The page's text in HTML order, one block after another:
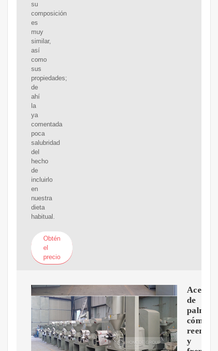
su
composición
es
muy
similar,
así
como
sus
propiedades;
de
ahí
la
ya
comentada
poca
salubridad
del
hecho
de
incluirlo
en
nuestra
dieta
habitual.
Obtén
el
precio
Aceite
de
palma:
cómo
y